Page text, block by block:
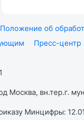
Положение об
Пресс-центр
Москва, вн.тер.г.
Минцифры: 12.01